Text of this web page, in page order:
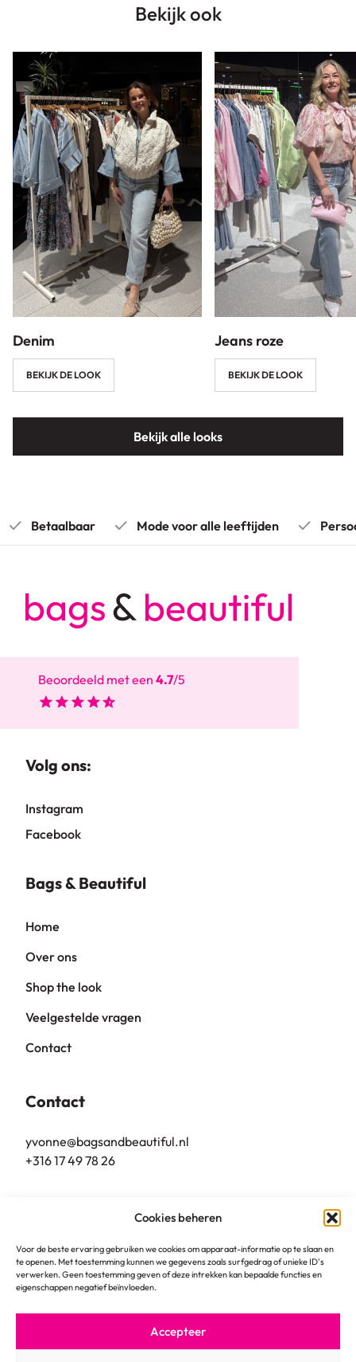
Cookies beheren
Voor de beste ervaring gebruiken we cookies om apparaat-informatie op te slaan en
te openen. Met toestemming kunnen we gegevens zoals surfgedrag of unieke ID's
verwerken. Geen toestemming geven of deze intrekken kan bepaalde functies en
eigenschappen negatief beïnvloeden.
Accepteer
Bekijk ook
Denim
BEKIJK DE LOOK
Jeans roze
BEKIJK DE LOOK
Bekijk alle looks
Betaalbaar Mode voor alle leeftijden
Beoordeeld met een 4.7/5
Volg ons:
Instagram
Facebook
Bags & Beautiful
Home
Over ons
Shop the look
Veelgestelde vragen
Contact
Contact
yvonne@bagsandbeautiful.nl
+316 17 49 78 26
5801 BL, Venray